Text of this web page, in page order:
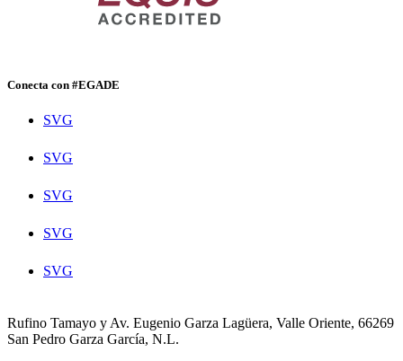
Conecta con #EGADE
SVG
SVG
SVG
SVG
SVG
Rufino Tamayo y Av. Eugenio Garza Lagüera, Valle Oriente, 66269
San Pedro Garza García, N.L.